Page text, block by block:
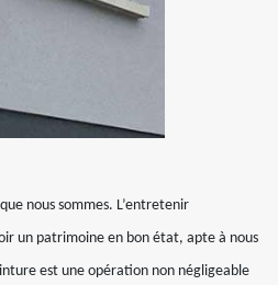
nous sommes. L’entretenir
un patrimoine en bon état, apte à nous
est une opération non négligeable